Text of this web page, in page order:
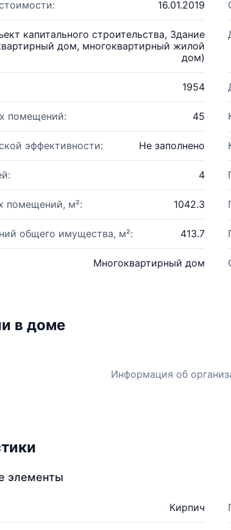
16.01.2019
капитального строительства, Здание
дом, многоквартирный жилой
дом)
1954
помещений: 45
эффективности: Не заполнено
4
помещений, м²: 1042.3
общего имущества, м²: 413.7
Многоквартирный дом
в доме
Информация об
элементы
Кирпич